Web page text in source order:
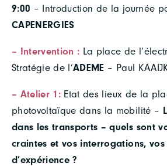
9:00 – Introduction de la journée
CAPENERGIES
– Intervention : La place de
Stratégie de l’ADEME – Paul
– Atelier 1: Etat des lieux de la
photovoltaïque dans la mobilité –
dans les transports – quels sont
craintes et vos interrogations, vos
d’expérience ?